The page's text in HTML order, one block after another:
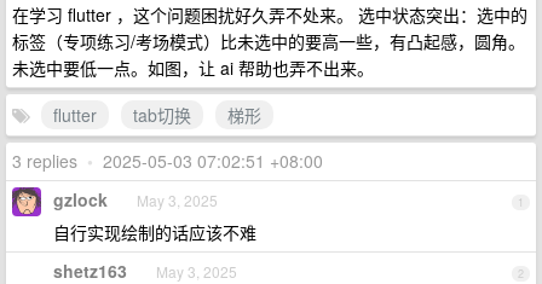
在学习 flutter ，这个问题困扰好久弄不处来。 选中状态突出：选中的
标签（专项练习/考场模式）比未选中的要高一些，有凸起感，圆角。
未选中要低一点。如图，让 ai 帮助也弄不出来。
flutter
tab切换
梯形
3 replies • 2025-05-03 07:02:51 +08:00
1
gzlock May 3, 2025
自行实现绘制的话应该不难
2
shetz163 May 3, 2025